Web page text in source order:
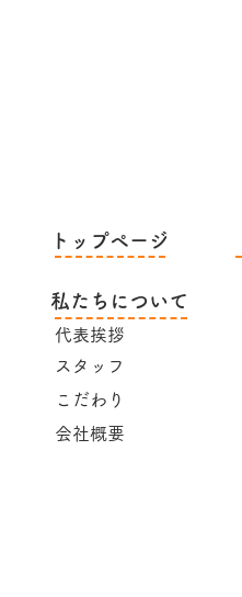
​トップページ
私たちについて
​代表挨拶
​スタッフ
こだわり
会社概要